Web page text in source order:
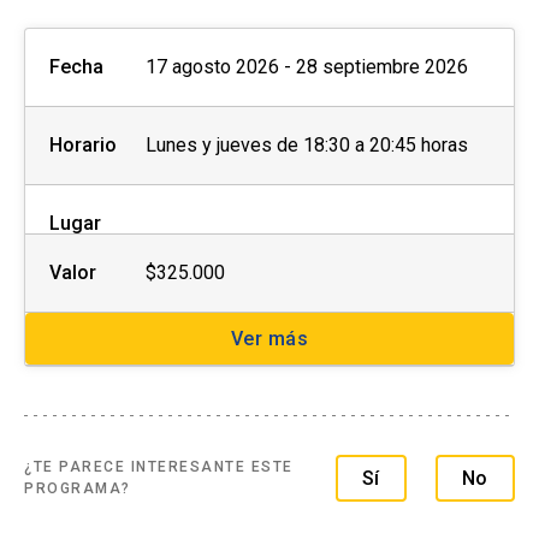
acumulables y deben ser
efectuados PREVIO AL PAGO,
close
Fecha 17 agosto 2026 - 28 septiembre 2026
Horario Lunes y jueves de 18:30 a 20:45 horas
Lugar
Valor $325.000
Ver más
¿TE PARECE INTERESANTE ESTE
PROGRAMA?
Sí No